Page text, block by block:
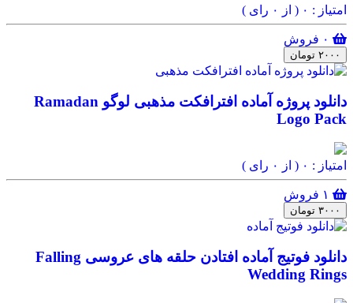
امتیاز : ۰ ( از ۰ رای )
۲۰۰۰ تومان
دانلود پروژه آماده افترافکت مذهبی لوگو Ramadan
Logo Pack
امتیاز : ۰ ( از ۰ رای )
۳۰۰۰ تومان
دانلود فوتیج آماده افتادن حلقه های عروسی Falling
Wedding Rings